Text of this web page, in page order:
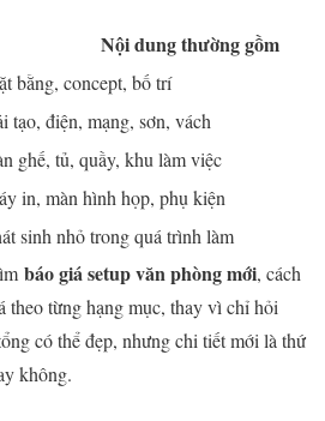
Nội dung thường gồm
bằng, concept, bố trí
tạo, điện, mạng, sơn, vách
ghế, tủ, quầy, khu làm việc
in, màn hình họp, phụ kiện
sinh nhỏ trong quá trình làm
báo giá setup văn phòng mới, cách
theo từng hạng mục, thay vì chỉ hỏi
có thể đẹp, nhưng chi tiết mới là thứ
không.